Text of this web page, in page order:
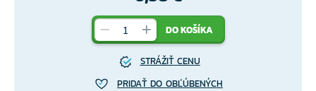
DO KOŠÍKA
STRÁŽIŤ CENU
PRIDAŤ DO OBĽÚBENÝCH